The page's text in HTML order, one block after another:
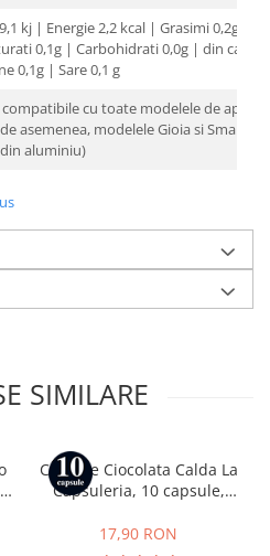
kj | Energie 2,2 kcal | Grasimi 0,2g din
0,1g | Carbohidrati 0,0g | din care
​​0,1g | Sare 0,1 g
compatibile cu toate modelele de
asemenea, modelele Gioia si Smart
aluminiu)
SIMILARE
Capsule Ciocolata Calda La
Capsuleria, 10 capsule,
17,90 RON